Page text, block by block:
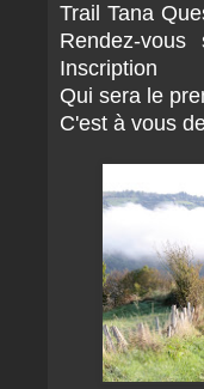
Trail Tana
Rendez-
Inscription
Qui sera le
C'est à vous